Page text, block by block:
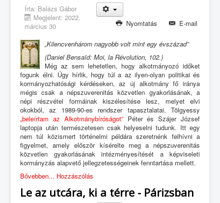
Nyomtatás E-mail
Írta: Balázs Gábor
Megjelent: 2022.
március 30
„Kilencvenhárom nagyobb volt mint egy évszázad”
(Daniel Bensaïd: Moi, la Révolution, 102.)
Még az sem lehetetlen, hogy alkotmányozó időket
fogunk élni. Úgy hírlik, hogy túl a az ilyen-olyan politikai és
kormányozhatósági kérdéseken, az új alkotmány fő iránya
mégis csak a népszuverenitás közvetlen gyakorlásának, a
népi részvétel formáinak kiszélesítése lesz, melyet elvi
okokból, az 1989-90-es rendszer tapasztalatai, Tölgyessy
„beleírtam az Alkotmánybíróságot” Péter és Szájer József
laptopja után természetesen csak helyeselni tudunk. Itt egy
nem túl közismert történelmi példára szeretnénk felhívni a
figyelmet, amely először kísérelte meg a népszuverenitás
közvetlen gyakorlásának intézményesítését a képviseleti
kormányzás alapvető jellegzetességeinek fenntartása mellett.
Bővebben... Hozzászólás
Le az utcára, ki a térre - Párizsban